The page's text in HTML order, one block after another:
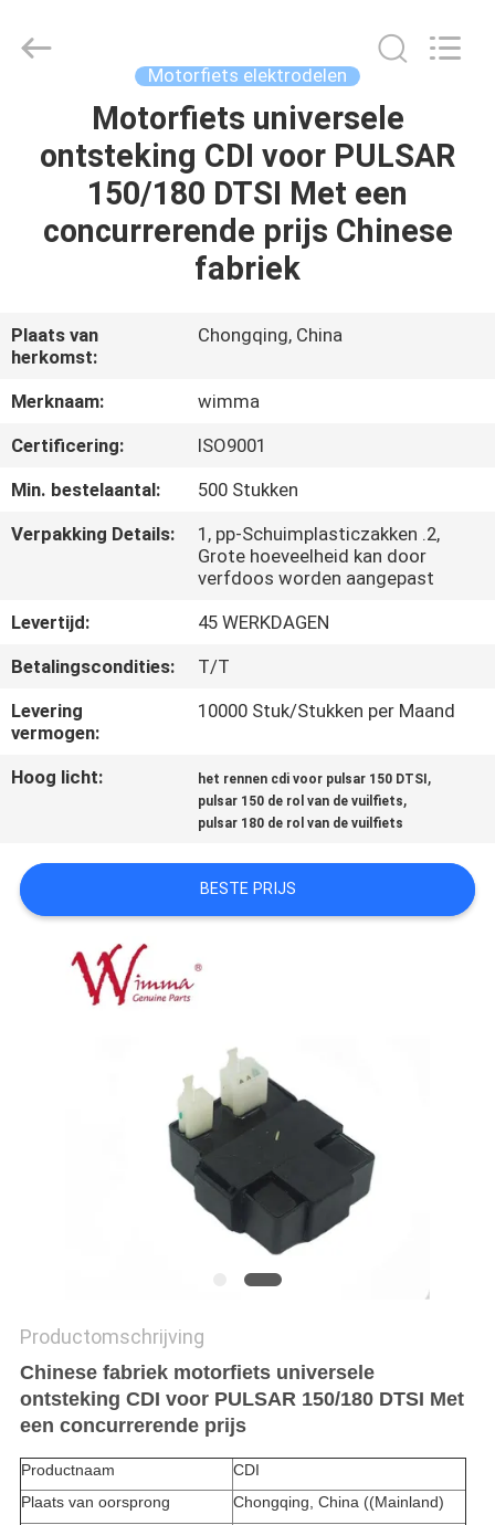
PRODUCTEN
OVER
ONS
FABRIEKSTOCHT
KWALITEITSCONTROLE
EEN
OFFERTE
SITEMAP
PRIVACYBELEID
Spare
Parts
Motorfiets elektrodelen
Motorfiets universele
ontsteking CDI voor PULSAR
150/180 DTSI Met een
concurrerende prijs Chinese
fabriek
Plaats van
herkomst:
Chongqing, China
Merknaam:
wimma
Certificering:
ISO9001
Min. bestelaantal:
500 Stukken
Verpakking Details:
1, pp-Schuimplasticzakken .2,
Grote hoeveelheid kan door
verfdoos worden aangepast
Levertijd:
45 WERKDAGEN
Betalingscondities:
T/T
Levering
vermogen:
10000 Stuk/Stukken per Maand
Hoog licht: het rennen cdi voor pulsar 150 DTSI ,
pulsar 150 de rol van de vuilfiets,
pulsar 180 de rol van de vuilfiets
BESTE PRIJS
Productomschrijving
Chinese fabriek motorfiets universele
ontsteking CDI voor PULSAR 150/180 DTSI Met
een concurrerende prijs
Productnaam
CDI
Plaats van oorsprong
Chongqing, China ((Mainland)